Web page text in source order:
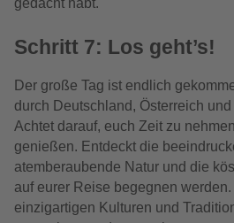
Schritt 7: Los geht’s!
Der große Tag ist endlich
durch Deutschland, Österreich
Achtet darauf, euch Zeit zu
genießen. Entdeckt die
atemberaubende Natur und die
auf eurer Reise begegnen
einzigartigen Kulturen und